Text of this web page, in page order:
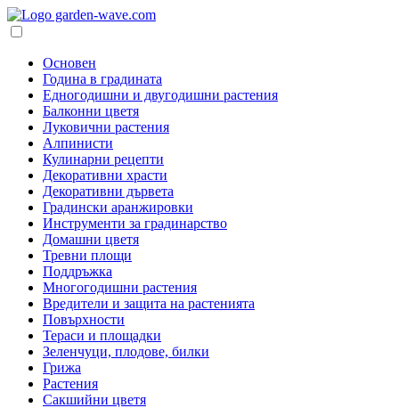
Основен
Година в градината
Едногодишни и двугодишни растения
Балконни цветя
Луковични растения
Алпинисти
Кулинарни рецепти
Декоративни храсти
Декоративни дървета
Градински аранжировки
Инструменти за градинарство
Домашни цветя
Тревни площи
Поддръжка
Многогодишни растения
Вредители и защита на растенията
Повърхности
Тераси и площадки
Зеленчуци, плодове, билки
Грижа
Растения
Сакшийни цветя